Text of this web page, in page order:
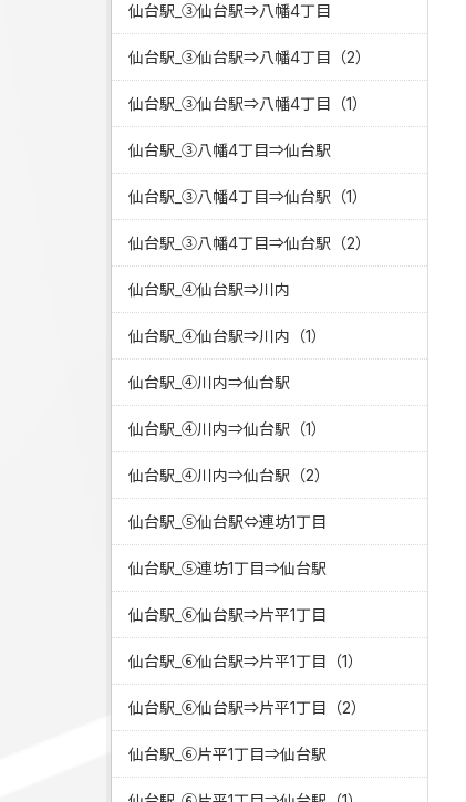
仙台駅_③仙台駅⇒八幡4丁目
仙台駅_③仙台駅⇒八幡4丁目（2）
仙台駅_③仙台駅⇒八幡4丁目（1）
仙台駅_③八幡4丁目⇒仙台駅
仙台駅_③八幡4丁目⇒仙台駅（1）
仙台駅_③八幡4丁目⇒仙台駅（2）
仙台駅_④仙台駅⇒川内
仙台駅_④仙台駅⇒川内（1）
仙台駅_④川内⇒仙台駅
仙台駅_④川内⇒仙台駅（1）
仙台駅_④川内⇒仙台駅（2）
仙台駅_⑤仙台駅⇔連坊1丁目
仙台駅_⑤連坊1丁目⇒仙台駅
仙台駅_⑥仙台駅⇒片平1丁目
仙台駅_⑥仙台駅⇒片平1丁目（1）
仙台駅_⑥仙台駅⇒片平1丁目（2）
仙台駅_⑥片平1丁目⇒仙台駅